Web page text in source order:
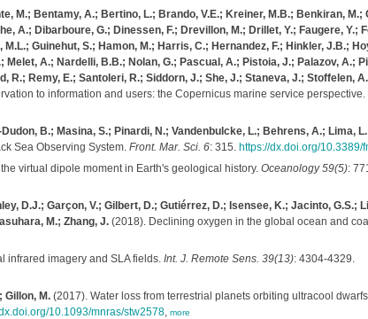
M.; Bentamy, A.; Bertino, L.; Brando, V.E.; Kreiner, M.B.; Benkiran,
A.; Dibarboure, G.; Dinessen, F.; Drevillon, M.; Drillet, Y.; Faugere, Y.;
Guinehut, S.; Hamon, M.; Harris, C.; Hernandez, F.; Hinkler, J.B.;
A.; Nardelli, B.B.; Nolan, G.; Pascual, A.; Pistoia, J.; Palazov, A.;
R.; Remy, E.; Santoleri, R.; Siddorn, J.; She, J.; Staneva, J.; Stoffelen,
to information and users: the Copernicus marine service perspective.
B.; Masina, S.; Pinardi, N.; Vandenbulcke, L.; Behrens, A.; Lima,
Sea Observing System. Front. Mar. Sci. 6: 315. https://dx.doi.org/10.3389/
virtual dipole moment in Earth's geological history. Oceanology 59(5):
D.J.; Garçon, V.; Gilbert, D.; Gutiérrez, D.; Isensee, K.; Jacinto, G.S.;
M.; Zhang, J.(2018). Declining oxygen in the global ocean and
infrared imagery and SLA fields. Int. J. Remote Sens. 39(13): 4304-4329.
Gillon, M.(2017). Water loss from terrestrial planets orbiting ultracool
10.1093/mnras/stw2578, more